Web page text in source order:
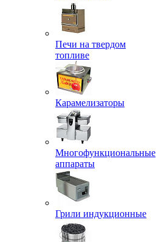
Печи на твердом
топливе
Карамелизаторы
Многофункциональные
аппараты
Грили индукционные